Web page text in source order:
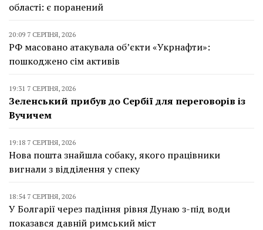
області: є поранений
20:09 7 СЕРПНЯ, 2026
РФ масовано атакувала об’єкти «Укрнафти»:
пошкоджено сім активів
19:31 7 СЕРПНЯ, 2026
Зеленський прибув до Сербії для переговорів із
Вучичем
19:18 7 СЕРПНЯ, 2026
Нова пошта знайшла собаку, якого працівники
вигнали з відділення у спеку
18:54 7 СЕРПНЯ, 2026
У Болгарії через падіння рівня Дунаю з-під води
показався давній римський міст